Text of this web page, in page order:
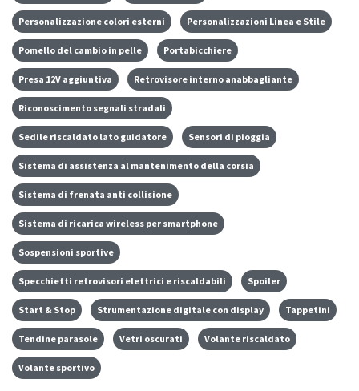
Personalizzazione colori esterni Personalizzazioni Linea e Stile
Pomello del cambio in pelle Portabicchiere
Presa 12V aggiuntiva Retrovisore interno anabbagliante
Riconoscimento segnali stradali
Sedile riscaldato lato guidatore Sensori di pioggia
Sistema di assistenza al mantenimento della corsia
Sistema di frenata anti collisione
Sistema di ricarica wireless per smartphone
Sospensioni sportive
Specchietti retrovisori elettrici e riscaldabili Spoiler
Start & Stop Strumentazione digitale con display Tappetini
Tendine parasole Vetri oscurati Volante riscaldato
Volante sportivo